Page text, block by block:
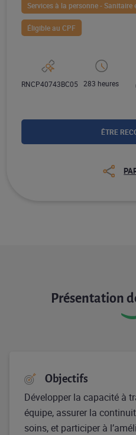
Services à la personne - Sanitaire
Éligible au CPF
RNCP40743BC05 283 heures
ÊTRE
Présentation
Objectifs
Développer la capacité à
équipe, assurer la
soins, et participer à